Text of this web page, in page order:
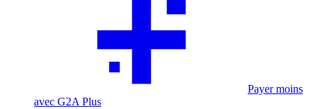
Payer moins
avec G2A Plus